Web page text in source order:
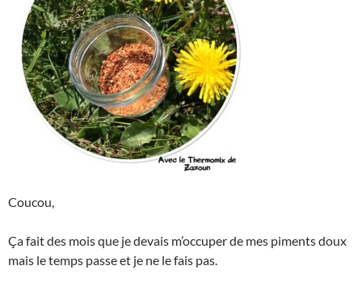
Coucou,
Ça fait des mois que je devais m’occuper de mes piments doux
mais le temps passe et je ne le fais pas.